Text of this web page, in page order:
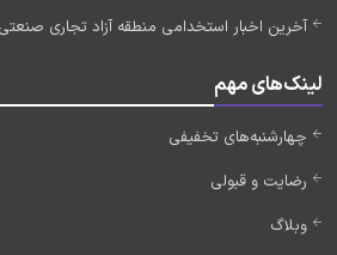
آخرین اخبار استخدامی منطقه آزاد تجاری صنعتی 1405
لینک‌های مهم
چهارشنبه‌های تخفیفی
رضایت و قبولی
وبلاگ